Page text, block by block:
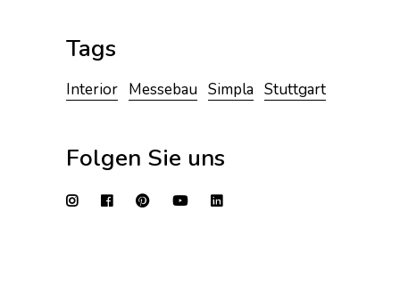
Tags
Interior Messebau Simpla Stuttgart
Folgen Sie uns